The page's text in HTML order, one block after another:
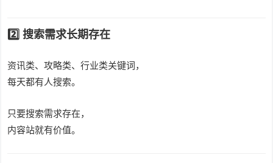
2️⃣ 搜索需求长期存在
资讯类、攻略类、行业类关键词，
每天都有人搜索。
只要搜索需求存在，
内容站就有价值。